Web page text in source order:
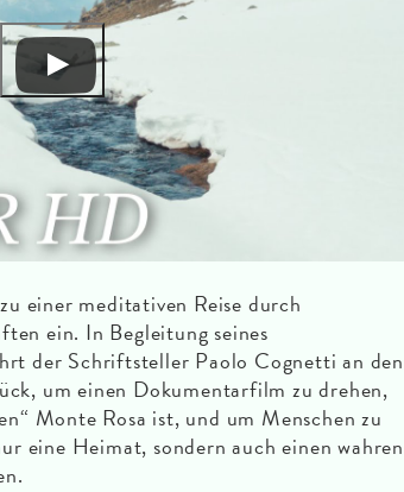
einer meditativen Reise durch
ein. In Begleitung seines
der Schriftsteller Paolo Cognetti an den
um einen Dokumentarfilm zu drehen,
Monte Rosa ist, und um Menschen zu
eine Heimat, sondern auch einen wahren